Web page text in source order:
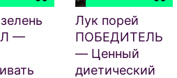
—
Лук порей
ПОБЕДИТЕЛЬ
— Ценный
диетический